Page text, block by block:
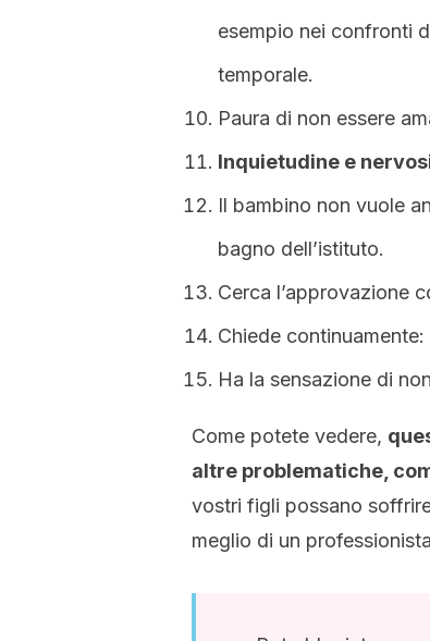
esempio nei confronti
temporale.
Paura di non essere
Inquietudine e
Il bambino non vuole
bagno dell’istituto.
Cerca l’approvazione
Chiede
Ha la sensazione di
Come potete vedere,
altre problematiche,
vostri figli possano
meglio di un